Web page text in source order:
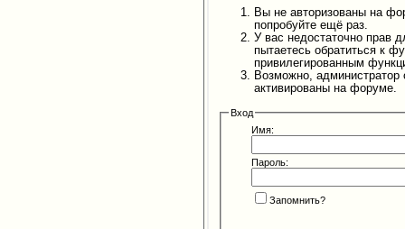
Вы не авторизованы на
попробуйте ещё раз.
У вас недостаточно прав
пытаетесь обратиться к
привилегированным
Возможно,
активированы на форуме.
Вход
Имя:
Пароль:
Запомнить?